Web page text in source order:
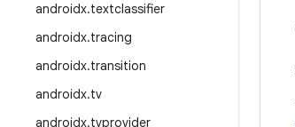
androidx.textclassifier
androidx.tracing
androidx.transition
androidx.tv
androidx.tvprovider